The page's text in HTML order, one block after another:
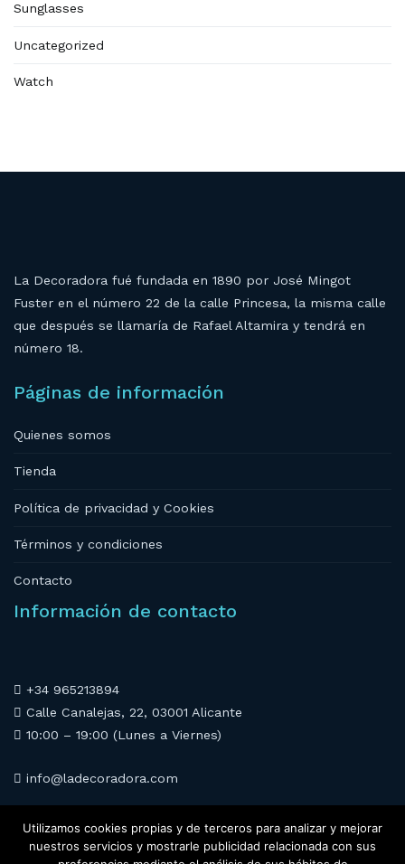
Sunglasses
Uncategorized
Watch
La Decoradora fué fundada en 1890 por José Mingot
Fuster en el número 22 de la calle Princesa, la misma calle
que después se llamaría de Rafael Altamira y tendrá en
número 18.
Páginas de información
Quienes somos
Tienda
Política de privacidad y Cookies
Términos y condiciones
Contacto
Información de contacto
+34 965213894
Calle Canalejas, 22, 03001 Alicante
10:00 – 19:00 (Lunes a Viernes)
info@ladecoradora.com
Redes Sociales
Utilizamos cookies propias y de terceros para analizar y mejorar
nuestros servicios y mostrarle publicidad relacionada con sus